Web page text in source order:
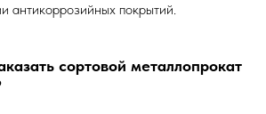
антикоррозийных покрытий.
сортовой металлопрокат